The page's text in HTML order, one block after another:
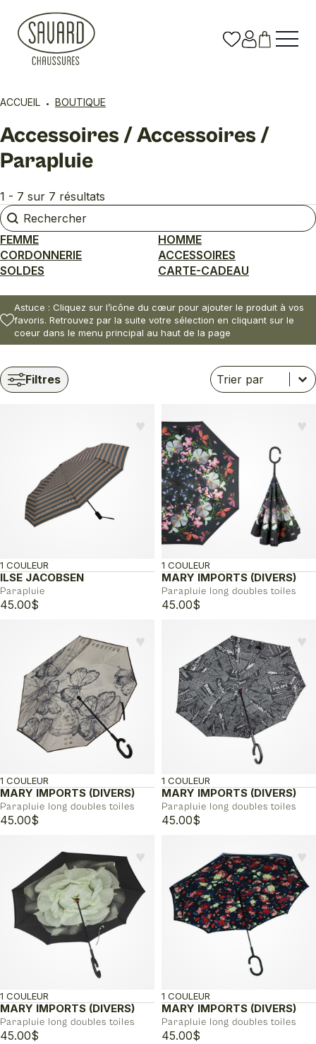
ACCUEIL BOUTIQUE
Accessoires / Accessoires /
Parapluie
1 - 7 sur 7 résultats
Rechercher
Rechercher
FEMME
HOMME
CORDONNERIE
ACCESSOIRES
SOLDES
CARTE-CADEAU
Astuce : Cliquez sur l’icône du cœur pour ajouter le produit à vos
favoris. Retrouvez par la suite votre sélection en cliquant sur le
coeur dans le menu principal au haut de la page
Filtres Trier
Trier le contenu
Trier le contenu
♥︎
ILSE JACOBSEN
Parapluie
1 COULEUR
45.00$
♥︎
MARY IMPORTS (DIVERS)
Parapluie long doubles toiles
1 COULEUR
45.00$
♥︎
MARY IMPORTS (DIVERS)
Parapluie long doubles toiles
1 COULEUR
45.00$
♥︎
MARY IMPORTS (DIVERS)
Parapluie long doubles toiles
1 COULEUR
45.00$
♥︎
MARY IMPORTS (DIVERS)
Parapluie long doubles toiles
1 COULEUR
45.00$
♥︎
MARY IMPORTS (DIVERS)
Parapluie long doubles toiles
1 COULEUR
45.00$